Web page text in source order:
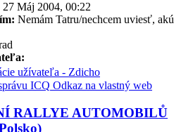
27 Máj 2004, 00:22
Nemám Tatru/nechcem uviesť, akú
užívateľa - Zdicho
ICQ Odkaz na vlastný web
RALLYE AUTOMOBILŮ